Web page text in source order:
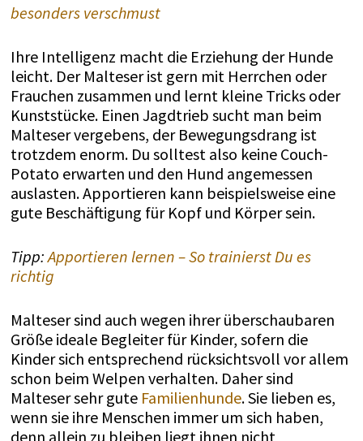
besonders verschmust
Ihre Intelligenz macht die Erziehung der Hunde
leicht. Der Malteser ist gern mit Herrchen oder
Frauchen zusammen und lernt kleine Tricks oder
Kunststücke. Einen Jagdtrieb sucht man beim
Malteser vergebens, der Bewegungsdrang ist
trotzdem enorm. Du solltest also keine Couch-
Potato erwarten und den Hund angemessen
auslasten. Apportieren kann beispielsweise eine
gute Beschäftigung für Kopf und Körper sein.
Tipp:Apportieren lernen – So trainierst Du es
richtig
Malteser sind auch wegen ihrer überschaubaren
Größe ideale Begleiter für Kinder, sofern die
Kinder sich entsprechend rücksichtsvoll vor allem
schon beim Welpen verhalten. Daher sind
Malteser sehr gute Familienhunde. Sie lieben es,
wenn sie ihre Menschen immer um sich haben,
denn allein zu bleiben liegt ihnen nicht